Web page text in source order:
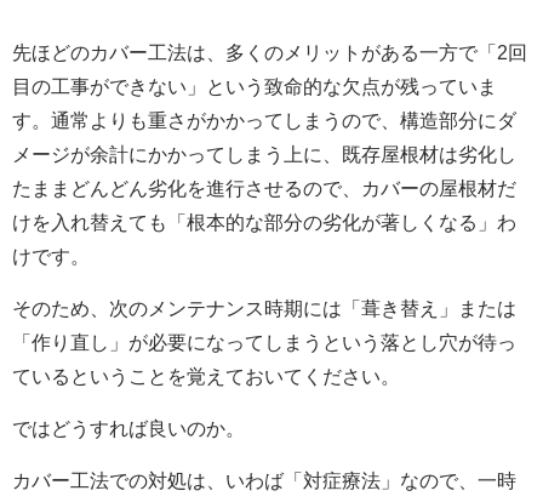
先ほどのカバー工法は、多くのメリットがある一方で「2回
目の工事ができない」という致命的な欠点が残っていま
す。通常よりも重さがかかってしまうので、構造部分にダ
メージが余計にかかってしまう上に、既存屋根材は劣化し
たままどんどん劣化を進行させるので、カバーの屋根材だ
けを入れ替えても「根本的な部分の劣化が著しくなる」わ
けです。
そのため、次のメンテナンス時期には「葺き替え」または
「作り直し」が必要になってしまうという落とし穴が待っ
ているということを覚えておいてください。
ではどうすれば良いのか。
カバー工法での対処は、いわば「対症療法」なので、一時